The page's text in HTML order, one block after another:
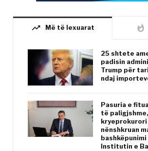
trending_up Më të lexuarat whatshot
25 shtete
padisin
Trump për
ndaj
Pasuria e
të paligjshme,
nënshkruan
bashkëpunimi
Institutin e